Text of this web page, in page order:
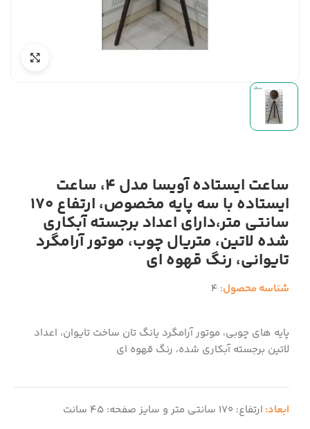
ساعت ایستاده آویسا مدل 4، ساعت
ایستاده با سه پایه مخصوص، ارتفاع 170
سانتی متر،دارای اعداد برجسته آبکاری
شده لاتین، متریال چوب، موتور آرامگرد
تایوانی، رنگ قهوه ای
شناسه محصول: 4
پایه های چوبی، موتور آرامگرد یانگ تان ساخت تایوان، اعداد
لاتین برجسته آبکاری شده، رنگ قهوه ای
ابعاد: ارتفاع: 170 سانتی متر و سایز صفحه: 45 سانت